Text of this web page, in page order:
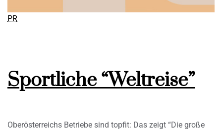
PR
Sportliche “Weltreise”
Oberösterreichs Betriebe sind topfit: Das zeigt “Die große